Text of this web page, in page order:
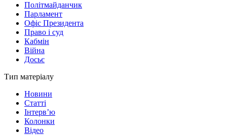
Політмайданчик
Парламент
Офіс Президента
Право і суд
Кабмін
Війна
Досьє
Тип матеріалу
Новини
Статті
Інтерв’ю
Колонки
Відео